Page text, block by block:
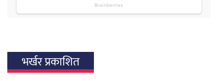
भर्खर प्रकाशित